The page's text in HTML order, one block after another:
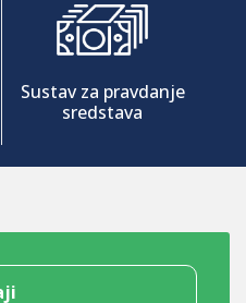
Sustav za pravdanje
sredstava